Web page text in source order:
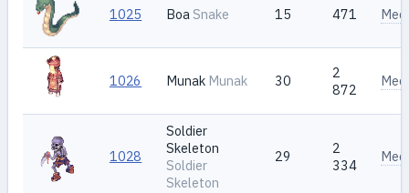
1025 Boa Snake 15 471
1026 Munak Munak 30
2
872
1028
Soldier
Skeleton
Soldier
Skeleton
29
2
334